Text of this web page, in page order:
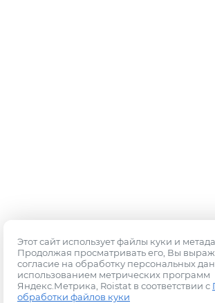
Этот сайт использует файлы куки и
Продолжая просматривать его, Вы
согласие на обработку персональных
использованием метрических программ
Яндекс.Метрика, Roistat в соответствии с
обработки файлов куки